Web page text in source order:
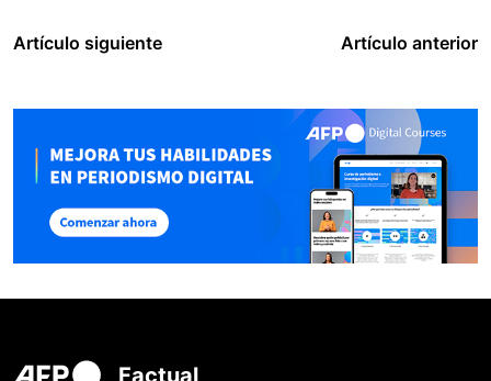
Artículo siguiente Artículo anterior
Factual